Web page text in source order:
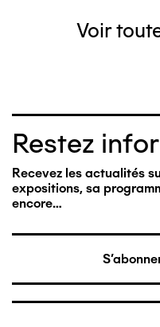
Voir
Restez
Recevez les actualités
expositions, sa
encore…